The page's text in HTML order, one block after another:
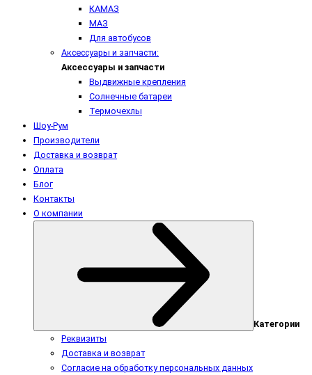
КАМАЗ
МАЗ
Для автобусов
Аксессуары и запчасти:
Аксессуары и запчасти
Выдвижные крепления
Солнечные батареи
Термочехлы
Шоу-Рум
Производители
Доставка и возврат
Оплата
Блог
Контакты
О компании
Категории
Реквизиты
Доставка и возврат
Согласие на обработку персональных данных